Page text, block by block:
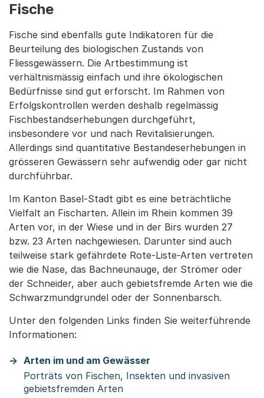
Fische
Fische sind ebenfalls gute Indikatoren für die
Beurteilung des biologischen Zustands von
Fliessgewässern. Die Artbestimmung ist
verhältnismässig einfach und ihre ökologischen
Bedürfnisse sind gut erforscht. Im Rahmen von
Erfolgskontrollen werden deshalb regelmässig
Fischbestandserhebungen durchgeführt,
insbesondere vor und nach Revitalisierungen.
Allerdings sind quantitative Bestandeserhebungen in
grösseren Gewässern sehr aufwendig oder gar nicht
durchführbar.
Im Kanton Basel-Stadt gibt es eine beträchtliche
Vielfalt an Fischarten. Allein im Rhein kommen 39
Arten vor, in der Wiese und in der Birs wurden 27
bzw. 23 Arten nachgewiesen. Darunter sind auch
teilweise stark gefährdete Rote-Liste-Arten vertreten
wie die Nase, das Bachneunauge, der Strömer oder
der Schneider, aber auch gebietsfremde Arten wie die
Schwarzmundgrundel oder der Sonnenbarsch.
Unter den folgenden Links finden Sie weiterführende
Informationen:
Arten im und am Gewässer
Porträts von Fischen, Insekten und invasiven
gebietsfremden Arten